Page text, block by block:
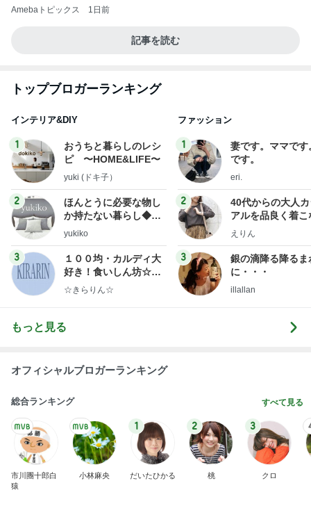
Amebaトピックス 1日前
記事を読む
トップブロガーランキング
インテリア&DIY
1
おうちと暮らしのレシ
ピ 〜HOME&LIFE〜
yuki (ドキ子）
2
ほんとうに必要な物し
か持たない暮らし◆Ke
ep Life Simple◆〜イ
yukiko
3
１００均・カルディ大
好き！食いしん坊☆き
らりん☆のブログ
☆きらりん☆
ファッション
1
妻です。ママです
です。
eri.
2
40代からの大人
アルを品良く着こ
ファッションブロ
えりん
3
銀の滴降る降るま
に・・・
illallan
もっと見る
オフィシャルブロガーランキング
総合ランキング すべて見る
市川團十郎白
猿
小林麻央
1
だいたひかる
2
桃
3
クロ